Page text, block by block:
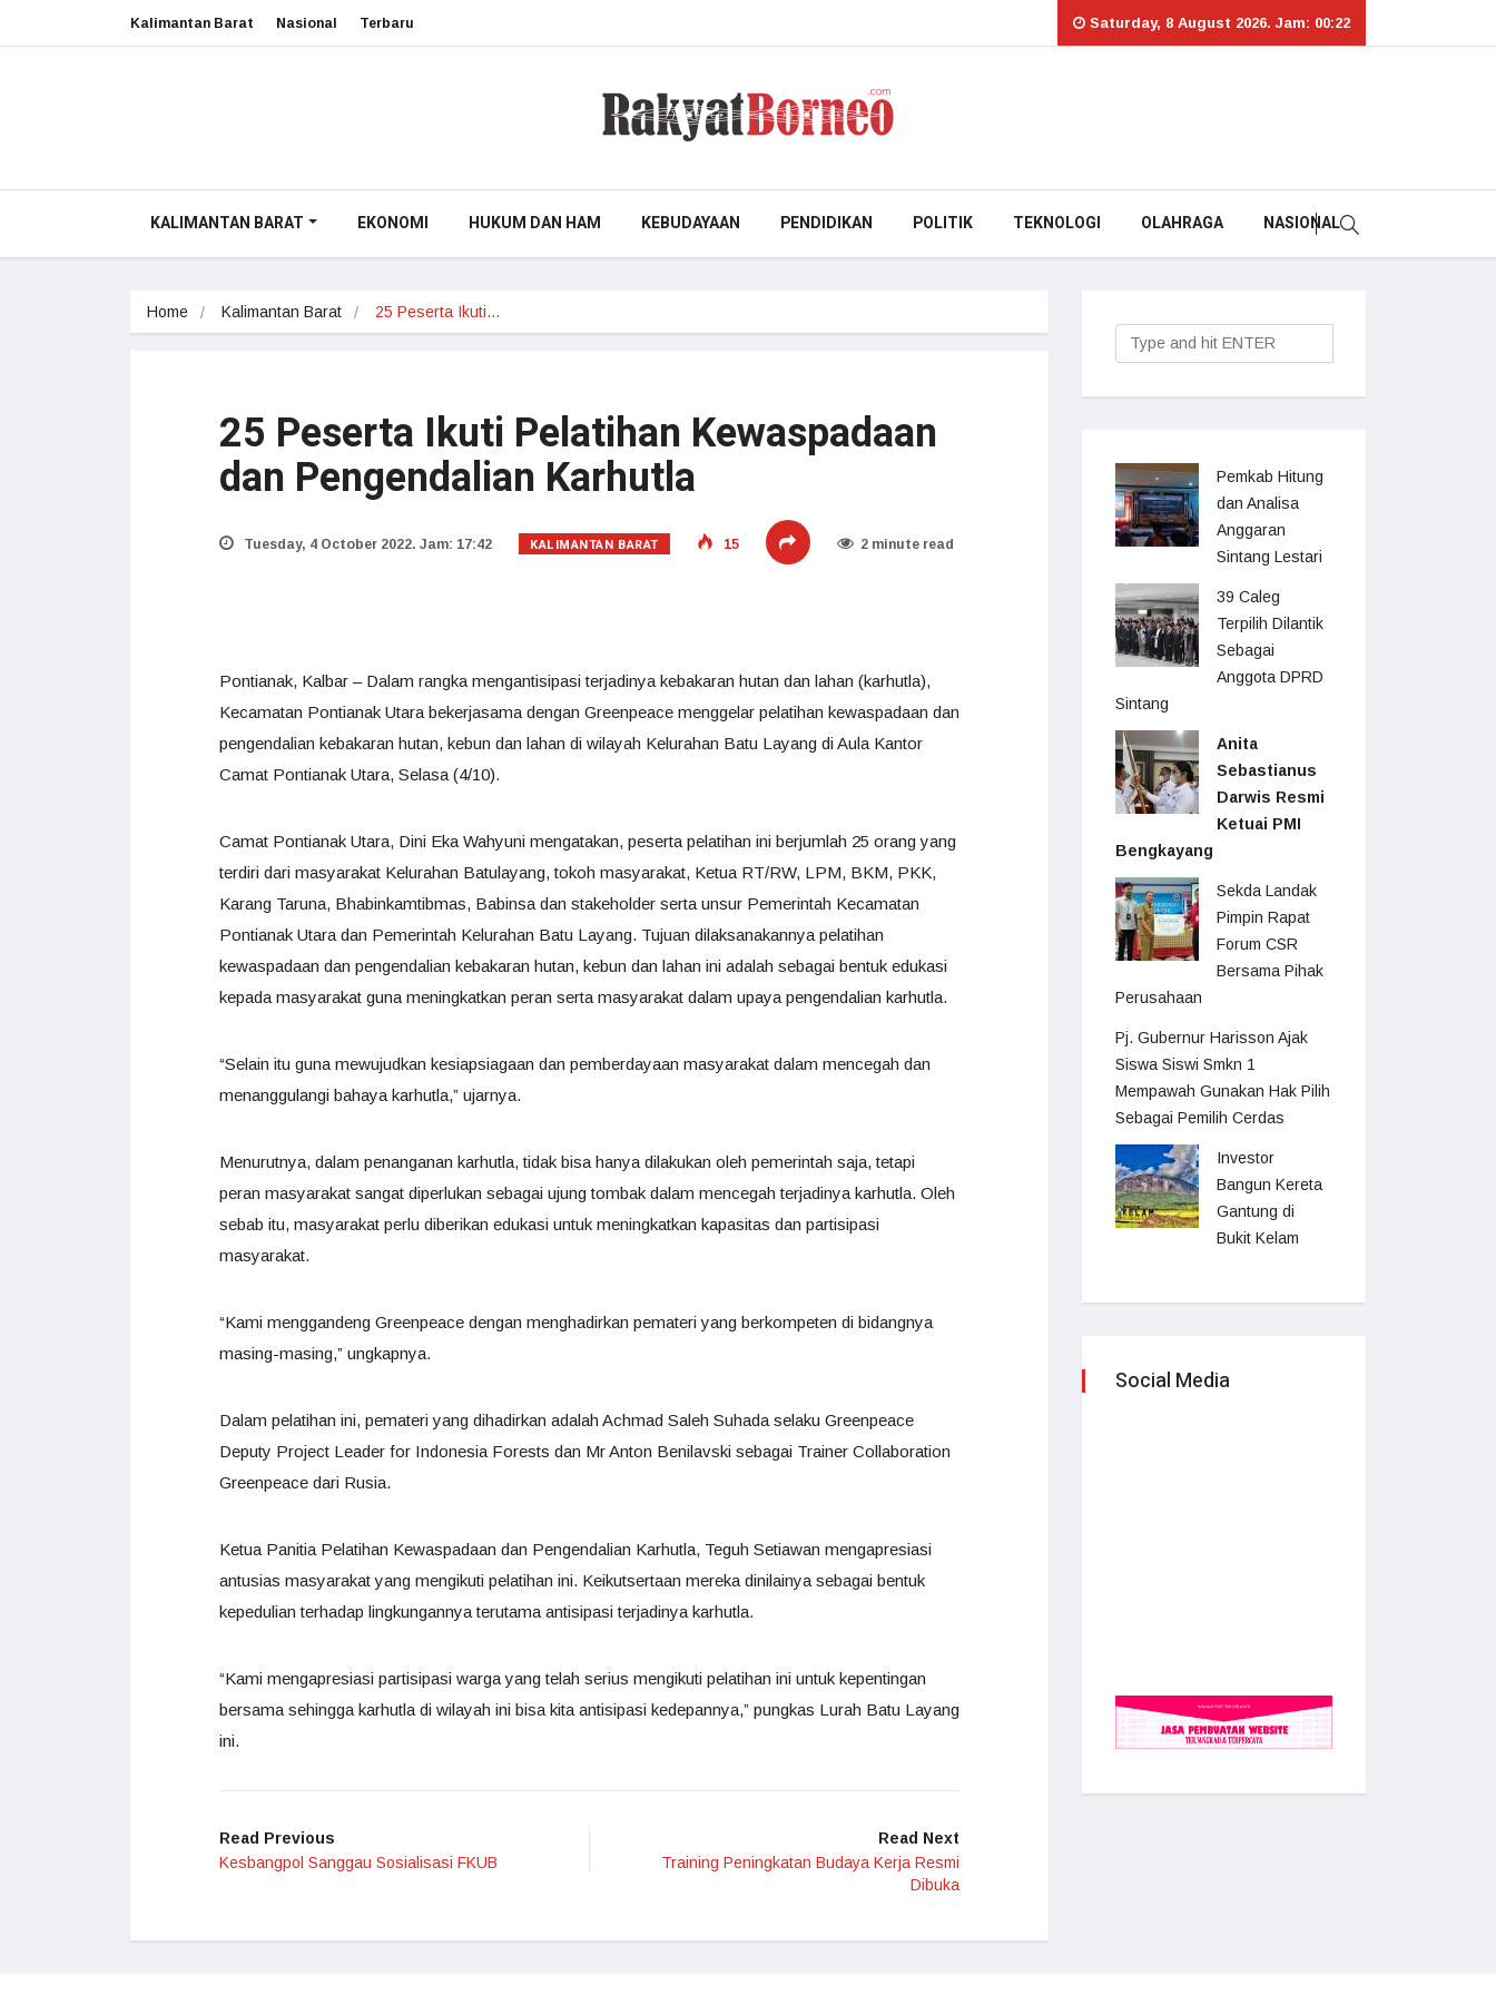
Kalimantan Barat Nasional Terbaru Saturday, 8 August 2026. Jam: 00:22
KALIMANTAN BARAT EKONOMI HUKUM DAN HAM KEBUDAYAAN PENDIDIKAN POLITIK TEKNOLOGI OLAHRAGA NASIONAL
Home Kalimantan Barat 25 Peserta Ikuti…
25 Peserta Ikuti Pelatihan Kewaspadaan
dan Pengendalian Karhutla
Tuesday, 4 October 2022. Jam: 17:42 KALIMANTAN BARAT 15 2 minute read
Pontianak, Kalbar – Dalam rangka mengantisipasi terjadinya kebakaran hutan dan lahan (karhutla),
Kecamatan Pontianak Utara bekerjasama dengan Greenpeace menggelar pelatihan kewaspadaan dan
pengendalian kebakaran hutan, kebun dan lahan di wilayah Kelurahan Batu Layang di Aula Kantor
Camat Pontianak Utara, Selasa (4/10).
Camat Pontianak Utara, Dini Eka Wahyuni mengatakan, peserta pelatihan ini berjumlah 25 orang yang
terdiri dari masyarakat Kelurahan Batulayang, tokoh masyarakat, Ketua RT/RW, LPM, BKM, PKK,
Karang Taruna, Bhabinkamtibmas, Babinsa dan stakeholder serta unsur Pemerintah Kecamatan
Pontianak Utara dan Pemerintah Kelurahan Batu Layang. Tujuan dilaksanakannya pelatihan
kewaspadaan dan pengendalian kebakaran hutan, kebun dan lahan ini adalah sebagai bentuk edukasi
kepada masyarakat guna meningkatkan peran serta masyarakat dalam upaya pengendalian karhutla.
“Selain itu guna mewujudkan kesiapsiagaan dan pemberdayaan masyarakat dalam mencegah dan
menanggulangi bahaya karhutla,” ujarnya.
Menurutnya, dalam penanganan karhutla, tidak bisa hanya dilakukan oleh pemerintah saja, tetapi
peran masyarakat sangat diperlukan sebagai ujung tombak dalam mencegah terjadinya karhutla. Oleh
sebab itu, masyarakat perlu diberikan edukasi untuk meningkatkan kapasitas dan partisipasi
masyarakat.
“Kami menggandeng Greenpeace dengan menghadirkan pemateri yang berkompeten di bidangnya
masing-masing,” ungkapnya.
Dalam pelatihan ini, pemateri yang dihadirkan adalah Achmad Saleh Suhada selaku Greenpeace
Deputy Project Leader for Indonesia Forests dan Mr Anton Benilavski sebagai Trainer Collaboration
Greenpeace dari Rusia.
Ketua Panitia Pelatihan Kewaspadaan dan Pengendalian Karhutla, Teguh Setiawan mengapresiasi
antusias masyarakat yang mengikuti pelatihan ini. Keikutsertaan mereka dinilainya sebagai bentuk
kepedulian terhadap lingkungannya terutama antisipasi terjadinya karhutla.
“Kami mengapresiasi partisipasi warga yang telah serius mengikuti pelatihan ini untuk kepentingan
bersama sehingga karhutla di wilayah ini bisa kita antisipasi kedepannya,” pungkas Lurah Batu Layang
ini.
Read Previous
Kesbangpol Sanggau Sosialisasi FKUB
Read Next
Training Peningkatan Budaya Kerja Resmi
Dibuka
Pemkab Hitung
dan Analisa
Anggaran
Sintang Lestari
39 Caleg
Terpilih Dilantik
Sebagai
Anggota DPRD
Sintang
Anita
Sebastianus
Darwis Resmi
Ketuai PMI
Bengkayang
Sekda Landak
Pimpin Rapat
Forum CSR
Bersama Pihak
Perusahaan
Pj. Gubernur Harisson Ajak
Siswa Siswi Smkn 1
Mempawah Gunakan Hak Pilih
Sebagai Pemilih Cerdas
Investor
Bangun Kereta
Gantung di
Bukit Kelam
Social Media